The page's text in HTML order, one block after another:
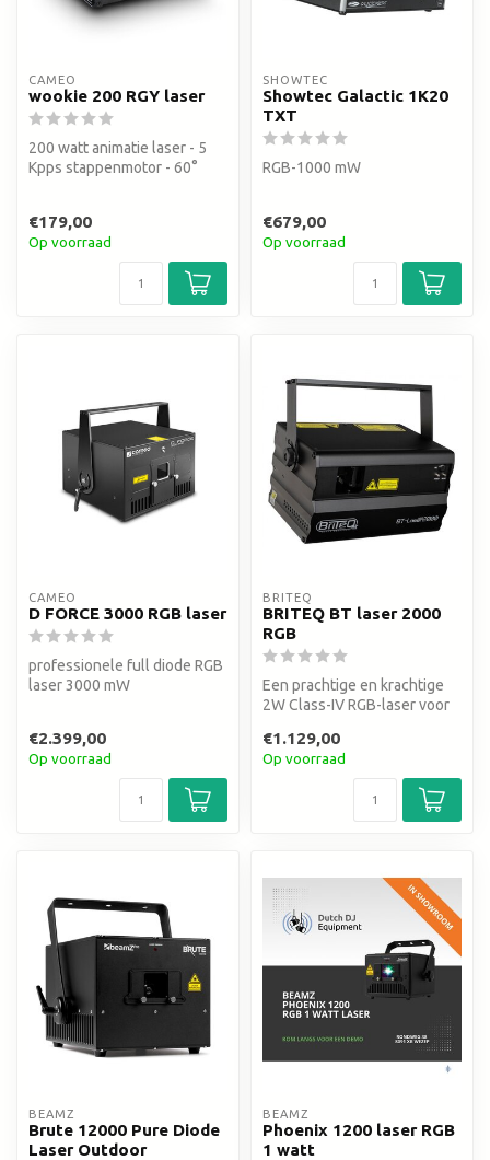
CAMEO
wookie 200 RGY laser
200 watt animatie laser - 5
Kpps stappenmotor - 60°
€179,00
Op voorraad
SHOWTEC
Showtec Galactic 1K20
TXT
RGB-1000 mW
€679,00
Op voorraad
CAMEO
D FORCE 3000 RGB laser
professionele full diode RGB
laser 3000 mW
€2.399,00
Op voorraad
BRITEQ
BRITEQ BT laser 2000
RGB
Een prachtige en krachtige
2W Class-IV RGB-laser voor
Perfect...
€1.129,00
Op voorraad
BEAMZ
Brute 12000 Pure Diode
Laser Outdoor
BEAMZ
Phoenix 1200 laser RGB
1 watt